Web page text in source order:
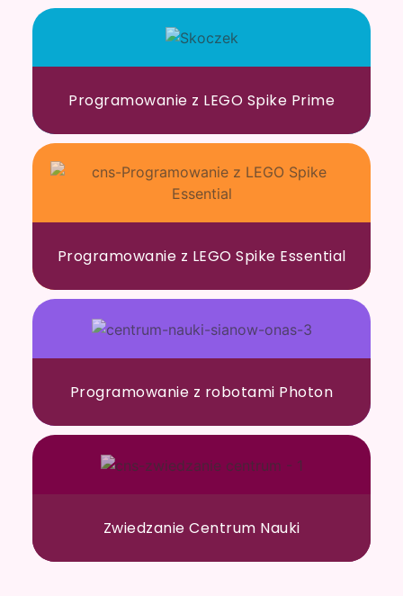
Programowanie z LEGO Spike Prime
Programowanie z LEGO Spike Essential
Programowanie z robotami Photon
Zwiedzanie Centrum Nauki